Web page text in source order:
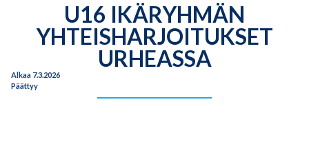
U16 IKÄRYHMÄN
YHTEISHARJOITUKSET
URHEASSA
Alkaa 7.3.2026
Päättyy